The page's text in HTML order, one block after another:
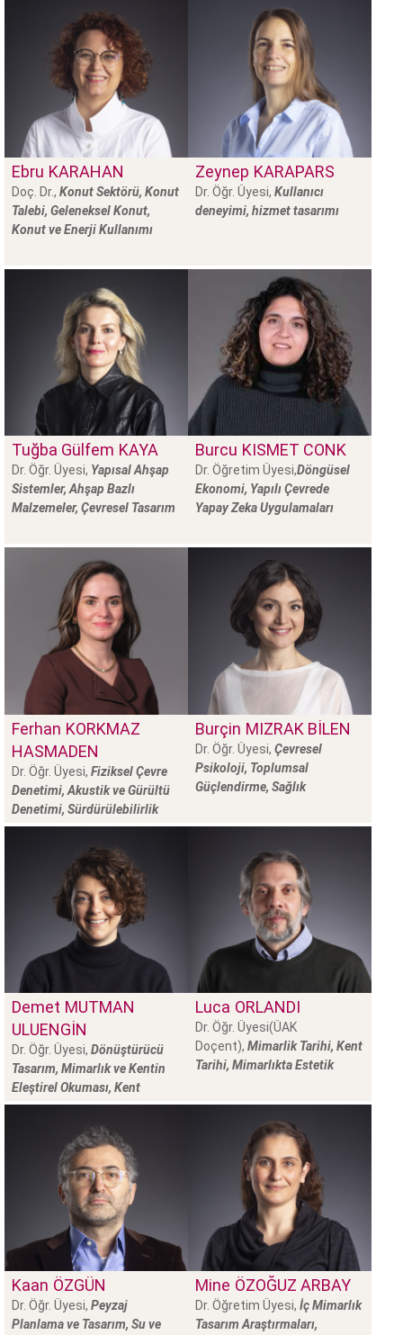
Ebru KARAHAN
Doç. Dr., Konut Sektörü, Konut
Talebi, Geleneksel Konut,
Konut ve Enerji Kullanımı
Zeynep KARAPARS
Dr. Öğr. Üyesi, Kullanıcı
deneyimi, hizmet tasarımı
Tuğba Gülfem KAYA
Dr. Öğr. Üyesi, Yapısal Ahşap
Sistemler, Ahşap Bazlı
Malzemeler, Çevresel Tasarım
Burcu KISMET CONK
Dr. Öğretim Üyesi,Döngüsel
Ekonomi, Yapılı Çevrede
Yapay Zeka Uygulamaları
Ferhan KORKMAZ
HASMADEN
Dr. Öğr. Üyesi, Fiziksel Çevre
Denetimi, Akustik ve Gürültü
Denetimi, Sürdürülebilirlik
Burçin MIZRAK BİLEN
Dr. Öğr. Üyesi, Çevresel
Psikoloji, Toplumsal
Güçlendirme, Sağlık
Demet MUTMAN
ULUENGİN
Dr. Öğr. Üyesi, Dönüştürücü
Tasarım, Mimarlık ve Kentin
Eleştirel Okuması, Kent
Sosyolojisi
Luca ORLANDI
Dr. Öğr. Üyesi(ÜAK
Doçent), Mimarlik Tarihi, Kent
Tarihi, Mimarlıkta Estetik
Kaan ÖZGÜN
Dr. Öğr. Üyesi, Peyzaj
Planlama ve Tasarım, Su ve
Mine ÖZOĞUZ ARBAY
Dr. Öğretim Üyesi, İç Mimarlık
Tasarım Araştırmaları,